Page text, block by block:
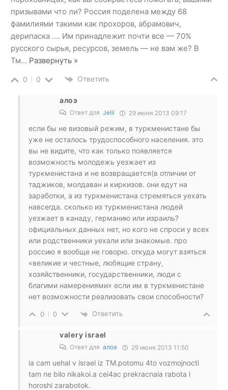
призывами что ли? Россия поделена между 68
фамилиями такими как прохоров, абрамович,
дерипаска …. Им принадлежит почти все — 70%
русского сырья, ресурсов, земель — не вам же? В
Тм… Развернуть »
0 0 Ответить
алоэ
Ответ для Jelil 29 июня 2013 09:17
если бы не визовый режим, в туркменистане бы
уже не осталось трудоспособного населения. это
вы не видите, что как только появляется
возможность молодежь уезжает из
туркменистана и не возвращается(в отличии от
таджиков, молдаван и киркизов. они едут на
заработки, а из туркменистана стремяться уехать
навсегда. сколько из туркменистана людей
уезжает в канаду, германию или израиль?
официальных данных нет, но кого не спроси у всех
или родственники уехали или знакомые. про
россию я вообще не говорю. откуда могут взяться
«великие и честные, любящие страну,
хозяйственники, государственники, люди с
благими намерениями» если им в туркменистане
нет возможности реализовать свои способности?
0 0 Ответить
valery israel
Ответ для алоэ 29 июня 2013 11:50
ia cam uehal v israel iz TM.potomu 4to vozmojnocti
tam ne bilo nikakoi.a cei4ac prekracnaia rabota i
horoshi zarabotok.